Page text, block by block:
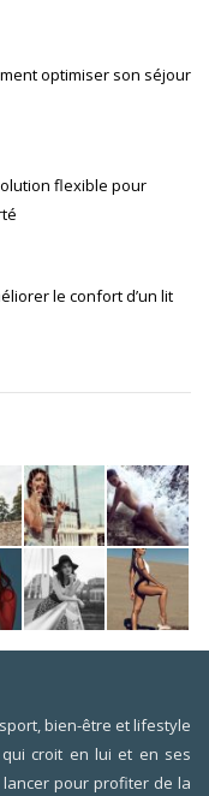
optimiser son séjour
flexible pour
le confort d’un lit
bien-être et lifestyle
croit en lui et en ses
pour profiter de la